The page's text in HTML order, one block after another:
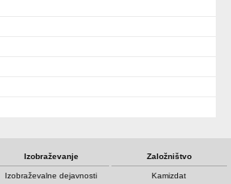
Izobraževanje
Izobraževalne dejavnosti
Založništvo
Kamizdat